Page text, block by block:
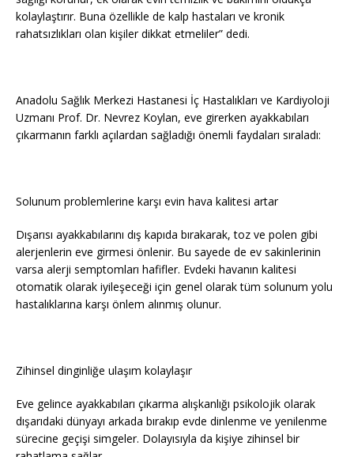
kolaylaştırır. Buna özellikle de kalp hastaları ve kronik
rahatsızlıkları olan kişiler dikkat etmeliler” dedi.
Anadolu Sağlık Merkezi Hastanesi İç Hastalıkları ve Kardiyoloji
Uzmanı Prof. Dr. Nevrez Koylan, eve girerken ayakkabıları
çıkarmanın farklı açılardan sağladığı önemli faydaları sıraladı:
Solunum problemlerine karşı evin hava kalitesi artar
Dışarısı ayakkabılarını dış kapıda bırakarak, toz ve polen gibi
alerjenlerin eve girmesi önlenir. Bu sayede de ev sakinlerinin
varsa alerji semptomları hafifler. Evdeki havanın kalitesi
otomatik olarak iyileşeceği için genel olarak tüm solunum yolu
hastalıklarına karşı önlem alınmış olunur.
Zihinsel dinginliğe ulaşım kolaylaşır
Eve gelince ayakkabıları çıkarma alışkanlığı psikolojik olarak
dışarıdaki dünyayı arkada bırakıp evde dinlenme ve yenilenme
sürecine geçişi simgeler. Dolayısıyla da kişiye zihinsel bir